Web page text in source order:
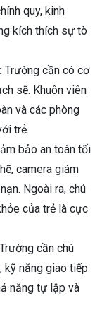
quy, kinh
kích thích sự tò
Trường cần có cơ
sẽ. Khuôn viên
và các phòng
trẻ.
bảo an toàn tối
camera giám
Ngoài ra, chú
của trẻ là cực
Trường cần chú
kỹ năng giao tiếp
năng tự lập và